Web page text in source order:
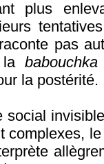
plus
pas
la
social
complexes,